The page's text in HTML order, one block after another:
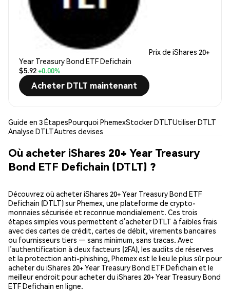
Prix de iShares 20+
Year Treasury Bond ETF Defichain
$5.92+0.00%
Acheter DTLT maintenant
Guide en 3 ÉtapesPourquoi PhemexStocker DTLTUtiliser DTLT
Analyse DTLTAutres devises
Où acheter iShares 20+ Year Treasury
Bond ETF Defichain (DTLT) ?
Découvrez où acheter iShares 20+ Year Treasury Bond ETF
Defichain (DTLT) sur Phemex, une plateforme de crypto-
monnaies sécurisée et reconnue mondialement. Ces trois
étapes simples vous permettent d’acheter DTLT à faibles frais
avec des cartes de crédit, cartes de débit, virements bancaires
ou fournisseurs tiers — sans minimum, sans tracas. Avec
l’authentification à deux facteurs (2FA), les audits de réserves
et la protection anti-phishing, Phemex est le lieu le plus sûr pour
acheter du iShares 20+ Year Treasury Bond ETF Defichain et le
meilleur endroit pour acheter du iShares 20+ Year Treasury Bond
ETF Defichain en ligne.